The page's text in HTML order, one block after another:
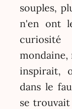
souples,
n'en ont
inspirait,
dans le
se